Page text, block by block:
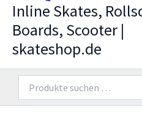
Inline Skates,
Boards, Scooter |
skateshop.de
nach: